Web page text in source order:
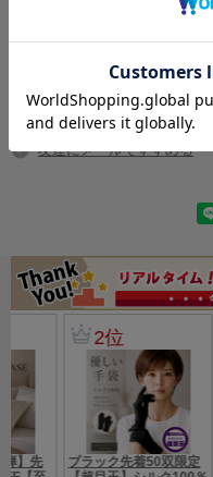
L86〜94cm
表記してあ
Mサイズ79
カップ下
裾部分が
肩紐から
伸縮性は御
で、
置き寸法
【カラー】 ペールイ
友達にメールですすめる